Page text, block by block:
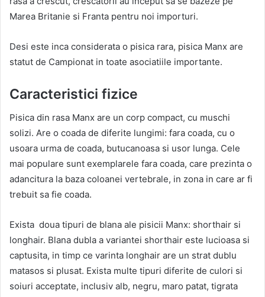
Marea Britanie si Franta pentru noi importuri.
Desi este inca considerata o pisica rara, pisica Manx are
statut de Campionat in toate asociatiile importante.
Caracteristici fizice
Pisica din rasa Manx are un corp compact, cu muschi
solizi. Are o coada de diferite lungimi: fara coada, cu o
usoara urma de coada, butucanoasa si usor lunga. Cele
mai populare sunt exemplarele fara coada, care prezinta o
adancitura la baza coloanei vertebrale, in zona in care ar fi
trebuit sa fie coada.
Exista doua tipuri de blana ale pisicii Manx: shorthair si
longhair. Blana dubla a variantei shorthair este lucioasa si
captusita, in timp ce varinta longhair are un strat dublu
matasos si plusat. Exista multe tipuri diferite de culori si
soiuri acceptate, inclusiv alb, negru, maro patat, tigrata